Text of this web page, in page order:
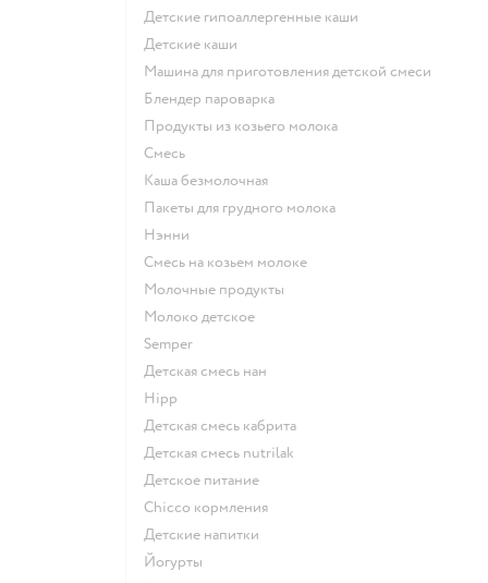
Детские гипоаллергенные каши
детские каши
машина для приготовления детской смеси
блендер пароварка
продукты из козьего молока
смесь
каша безмолочная
пакеты для грудного молока
нэнни
смесь на козьем молоке
молочные продукты
молоко детское
semper
детская смесь нан
hipp
детская смесь кабрита
детская смесь nutrilak
детское питание
chicco кормления
детские напитки
йогурты